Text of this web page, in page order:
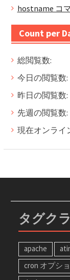
hostname コ
Count per
総閲覧数:
今日の閲覧数:
昨日の閲覧数:
先週の閲覧数:
現在オンライ
タグク
apache
cron オプシ